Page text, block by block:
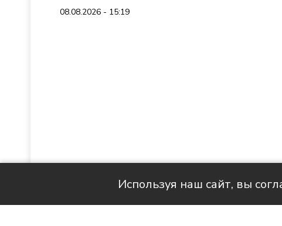
08.08.2026 - 15:19
Используя наш сайт, вы